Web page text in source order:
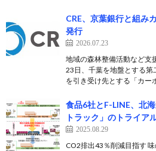
CRE、京葉銀行と組み
発行
2026.07.23
地域の森林整備活動など支
23日、千葉を地盤とする第
を引き受け先とする「カー
食品6社とF-LINE、北
トラック」のトライア
2025.08.29
CO2排出43％削減目指す